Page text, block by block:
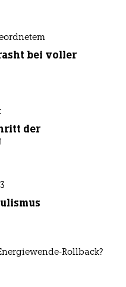
bei voller
der
Rollback?